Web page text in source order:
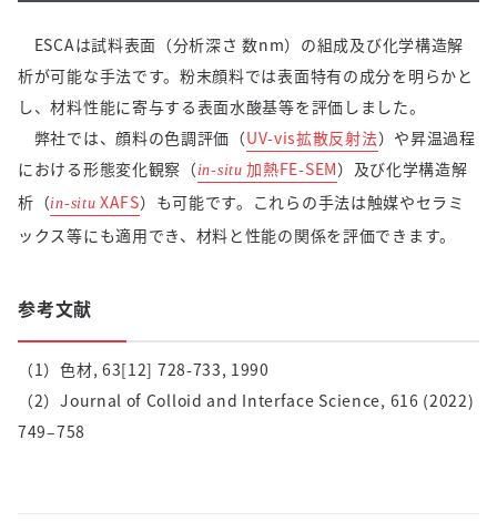
ESCAは試料表面（分析深さ 数nm）の組成及び化学構造解
析が可能な手法です。粉末顔料では表面特有の成分を明らかと
し、材料性能に寄与する表面水酸基等を評価しました。
弊社では、顔料の色調評価（UV-vis拡散反射法）や昇温過程
における形態変化観察（in-situ 加熱FE-SEM）及び化学構造解
析（in-situ XAFS）も可能です。これらの手法は触媒やセラミ
ックス等にも適用でき、材料と性能の関係を評価できます。
参考文献
（1）色材, 63[12] 728-733, 1990
（2）Journal of Colloid and Interface Science, 616 (2022)
749–758